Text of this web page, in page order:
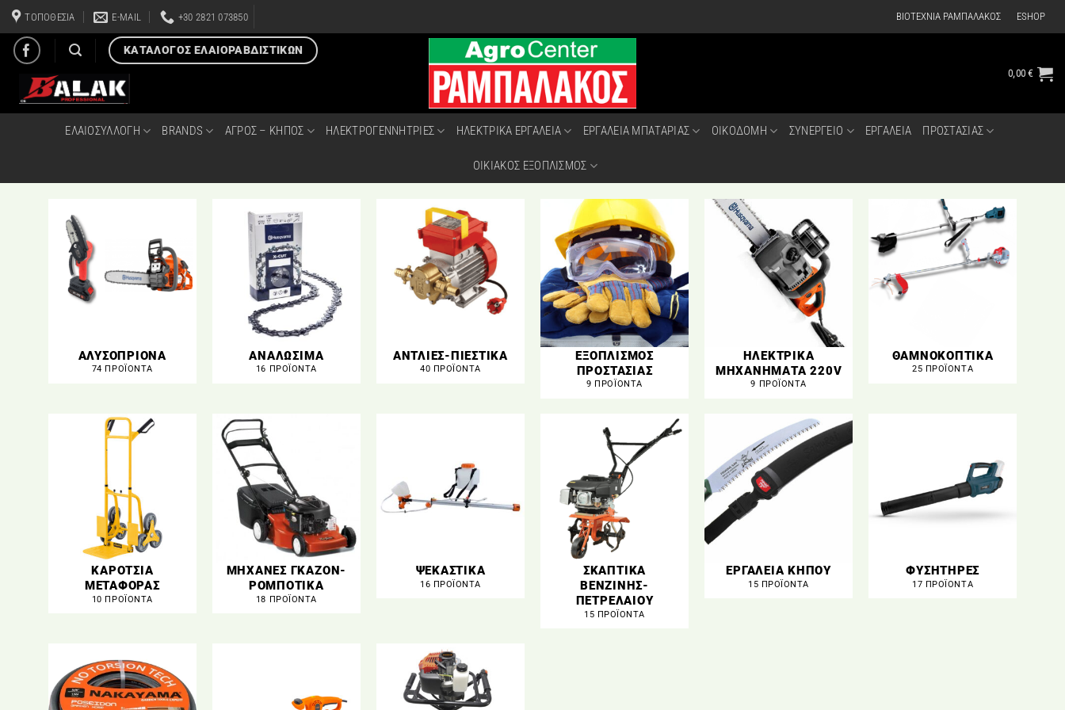
Μετάβαση
στο
περιεχόμενο
ΤΟΠΟΘΕΣΙΑ E-MAIL +30 2821 073850 ΒΙΟΤΕΧΝΙΑ ΡΑΜΠΑΛΑΚΟΣ ESHOP
ΚΑΤΑΛΟΓΟΣ ΕΛΑΙΟΡΑΒΔΙΣΤΙΚΩΝ
0,00€
ΕΛΑΙΟΣΥΛΛΟΓΗ BRANDS ΑΓΡΟΣ – ΚΗΠΟΣ ΗΛΕΚΤΡΟΓΕΝΝΗΤΡΙΕΣ ΗΛΕΚΤΡΙΚΑ ΕΡΓΑΛΕΙΑ ΕΡΓΑΛΕΙΑ ΜΠΑΤΑΡΙΑΣ ΟΙΚΟΔΟΜΗ ΣΥΝΕΡΓΕΙΟ ΕΡΓΑΛΕΙΑ ΠΡΟΣΤΑΣΙΑΣ
ΟΙΚΙΑΚΟΣ ΕΞΟΠΛΙΣΜΟΣ
ΑΛΥΣΟΠΡΙΟΝΑ
74 ΠΡΟΪΌΝΤΑ
ΑΝΑΛΩΣΙΜΑ
16 ΠΡΟΪΌΝΤΑ
ΑΝΤΛΙΕΣ-ΠΙΕΣΤΙΚΑ
40 ΠΡΟΪΌΝΤΑ
ΕΞΟΠΛΙΣΜΟΣ
ΠΡΟΣΤΑΣΙΑΣ
9 ΠΡΟΪΌΝΤΑ
ΗΛΕΚΤΡΙΚΑ
ΜΗΧΑΝΗΜΑΤΑ 220V
9 ΠΡΟΪΌΝΤΑ
ΘΑΜΝΟΚΟΠΤΙΚΑ
25 ΠΡΟΪΌΝΤΑ
ΚΑΡΟΤΣΙΑ
ΜΕΤΑΦΟΡΑΣ
10 ΠΡΟΪΌΝΤΑ
ΜΗΧΑΝΕΣ ΓΚΑΖΟΝ-
ΡΟΜΠΟΤΙΚΑ
18 ΠΡΟΪΌΝΤΑ
ΨΕΚΑΣΤΙΚΑ
16 ΠΡΟΪΌΝΤΑ
ΣΚΑΠΤΙΚΑ
ΒΕΝΖΙΝΗΣ-
ΠΕΤΡΕΛΑΙΟΥ
15 ΠΡΟΪΌΝΤΑ
ΕΡΓΑΛΕΙΑ ΚΗΠΟΥ
15 ΠΡΟΪΌΝΤΑ
ΦΥΣΗΤΗΡΕΣ
17 ΠΡΟΪΌΝΤΑ